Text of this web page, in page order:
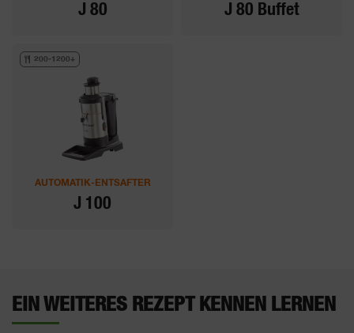
J 80 J 80 Buffet
200-1200+
AUTOMATIK-ENTSAFTER
J 100
EIN WEITERES REZEPT KENNEN LERNEN